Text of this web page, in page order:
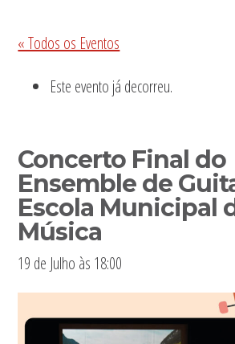
« Todos os Eventos
Este evento já decorreu.
Concerto Final do
Ensemble de
Escola Municipal
Música
19 de Julho às 18:00
Sidebar